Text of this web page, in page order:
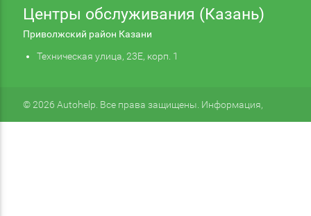
Центры обслуживания (Казань)
Приволжский район Казани
Техническая улица, 23Е, корп. 1
© 2026 Autohelp. Все права защищены. Информация,